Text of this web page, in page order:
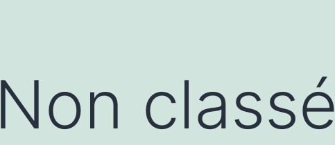
Non classé